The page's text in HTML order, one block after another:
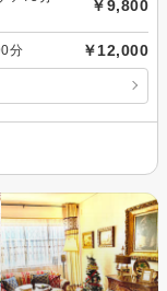
￥9,800
分 ￥12,000